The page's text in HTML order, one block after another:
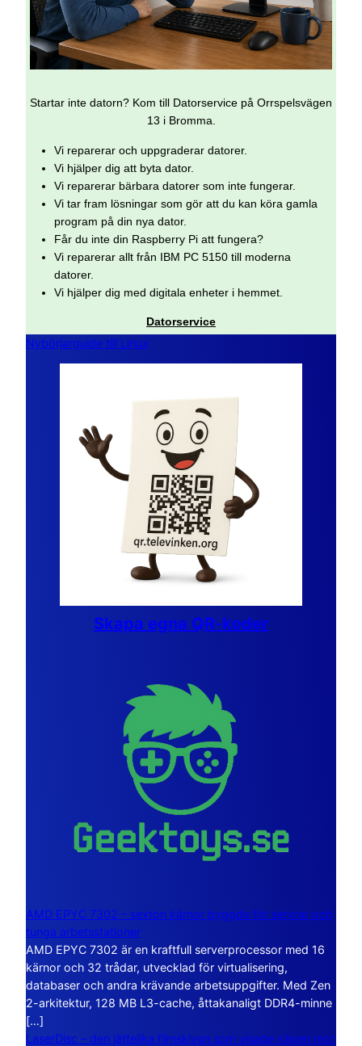
Startar inte datorn? Kom till Datorservice på Orrspelsvägen
13 i Bromma.
Vi reparerar och uppgraderar datorer.
Vi hjälper dig att byta dator.
Vi reparerar bärbara datorer som inte fungerar.
Vi tar fram lösningar som gör att du kan köra gamla
program på din nya dator.
Får du inte din Raspberry Pi att fungera?
Vi reparerar allt från IBM PC 5150 till moderna
datorer.
Vi hjälper dig med digitala enheter i hemmet.
Datorservice
Nybörjarguide till Linux
Skapa egna QR-koder
AMD EPYC 7302 – sexton kärnor byggda för servrar och
tunga arbetsstationer
AMD EPYC 7302 är en kraftfull serverprocessor med 16
kärnor och 32 trådar, utvecklad för virtualisering,
databaser och andra krävande arbetsuppgifter. Med Zen
2-arkitektur, 128 MB L3-cache, åttakanaligt DDR4-minne
[…]
LaserDisc – den jättelika filmskivan som visade vägen mot